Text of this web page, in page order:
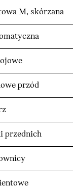
M, skórzana
przód
przednich